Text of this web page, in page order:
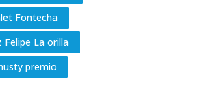
Fontecha
Felipe La orilla
premio